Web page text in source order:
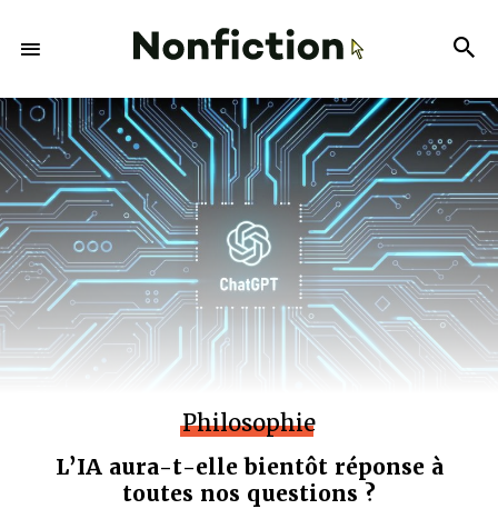
Philosophie
L’IA aura-t-elle bientôt réponse à
toutes nos questions ?